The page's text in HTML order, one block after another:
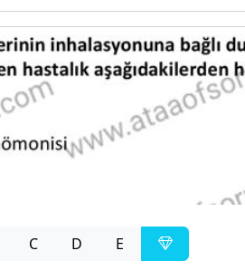
C D E